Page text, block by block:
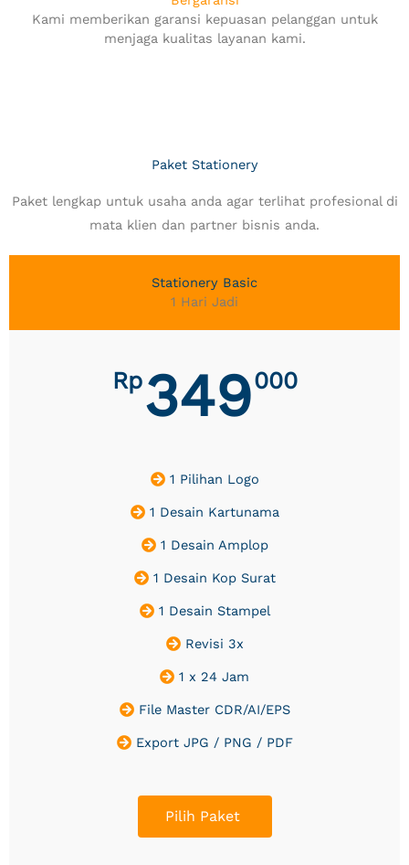
Kami memberikan garansi kepuasan pelanggan untuk
menjaga kualitas layanan kami.
Paket Stationery
Paket lengkap untuk usaha anda agar terlihat profesional di
mata klien dan partner bisnis anda.
Stationery Basic
1 Hari Jadi
Rp349000
1 Pilihan Logo
1 Desain Kartunama
1 Desain Amplop
1 Desain Kop Surat
1 Desain Stampel
Revisi 3x
1 x 24 Jam
File Master CDR/AI/EPS
Export JPG / PNG / PDF
Pilih Paket